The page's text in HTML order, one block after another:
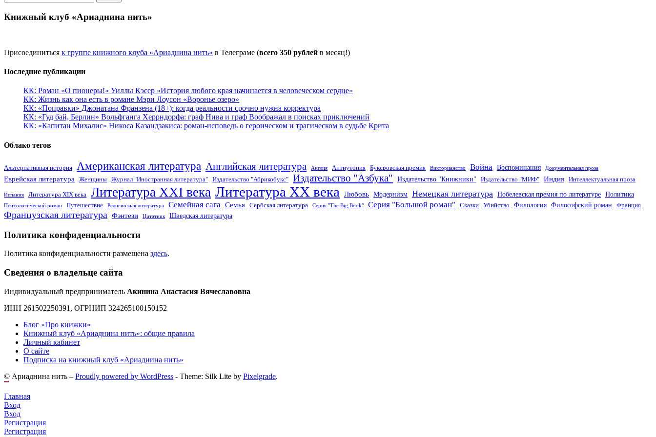
Книжный клуб «Ариаднина нить»
Присоединиться к группе книжного клуба «Ариаднина нить» в Телеграме (всего 350 рублей в месяц!)
Последние публикации
КК: Роман «О пионеры!» Уиллы Кэсер «История любого края начинается в человеческом сердце»
КК: Жизнь как она есть в романе Мэри Лоусон «Воронье озеро»
КК: «Поправки» Джонатана Франзена (18+): когда реальности срочно нужна корректура
КК: «Гуд бай, Берлин» Вольфганга Херрндорфа: граф Нива и граф Воображал в поисках приключений
КК: «Капитан Михалис» Никоса Казандзакиса: роман-исповедь о героическом и трагическом в судьбе Крита
Облако тегов
Альтернативная история Американская литература Английская литература Англия Антиутопия Букеровская премия Викторианство Война Воспоминания Документальная проза
Еврейская литература Женщины Журнал "Иностранная литература" Издательство "Абрикобукс" Издательство "Азбука" Издательство "Книжники" Издательство "МИФ" Индия Интеллектуальная проза
Испания Литература XIX века Литература XXI века Литература XX века Любовь Модернизм Немецкая литература Нобелевская премия по литературе Политика
Психологический роман Путешествие Религиозная литература Семейная сага Семья Сербская литература Серия "The Big Book" Серия "Большой роман" Сказки Убийство Филология Философский роман Франция
Французская литература Фэнтези Цитатник Шведская литература
Политика конфиденциальности
Политика конфиденциальности размещена здесь.
Сведения о владельце сайта
Индивидуальный предприниматель Акинина Анастасия Вячеславовна
ИНН 261502250391, ОГРНИП 324265100150152
Блог «Про книжки»
Книжный клуб «Ариаднина нить»: общие правила
Личный кабинет
О сайте
Подписка на книжный клуб «Ариаднина нить»
© Ариаднина нить – Proudly powered by WordPress - Theme: Silk Lite by Pixelgrade.
Главная
Вход
Вход
Регистрация
Регистрация